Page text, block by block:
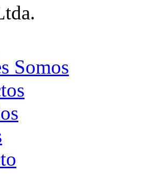
Somos